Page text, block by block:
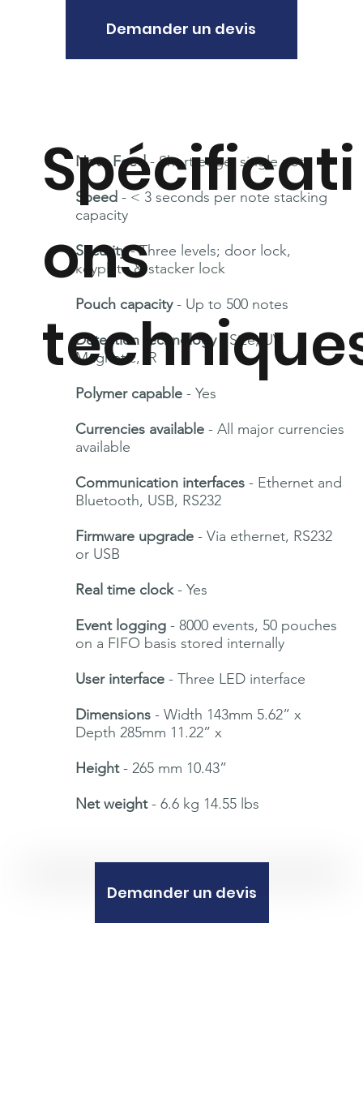
Demander un devis
Demander un devis
Note Feed- Short edge, single note
Speed - < 3 seconds per note stacking
capacity
Security- Three levels; door lock,
keyplate & stacker lock
Pouch capacity- Up to 500 notes
Detection technology- Size, UV,
Magnetic, IR
Polymer capable - Yes
Currencies available- All major currencies
available
Communication interfaces - Ethernet and
Bluetooth, USB, RS232
Firmware upgrade - Via ethernet, RS232
or USB
Real time clock- Yes
Event logging - 8000 events, 50 pouches
on a FIFO basis stored internally
User interface - Three LED interface
Dimensions - Width 143mm 5.62” x
Depth 285mm 11.22” x
Height- 265 mm 10.43”
Net weight- 6.6 kg 14.55 lbs
Spécificati
ons